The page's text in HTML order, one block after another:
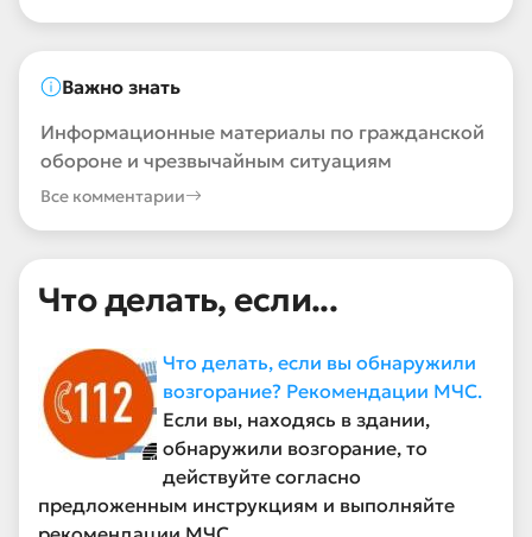
Важно знать
Информационные материалы по гражданской
обороне и чрезвычайным ситуациям
Все комментарии
Что делать, если...
Что делать, если вы обнаружили
возгорание? Рекомендации МЧС.
Если вы, находясь в здании,
обнаружили возгорание, то
действуйте согласно
предложенным инструкциям и выполняйте